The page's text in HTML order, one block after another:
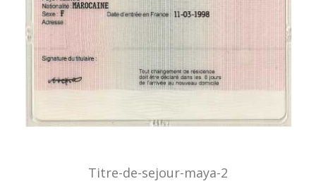
Titre-de-sejour-maya-2